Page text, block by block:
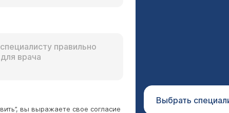
один глаз окосел, постоянно болела голова, он
базилярном бассейне с поражением ствола
и таблетками,потом выписали,сказали что
Новикова Лариса Вагановна
При назначении препаратов для реабилитации
результаты анализов крови, переносимость препаратов, динамика клинических
папе назначили лечение по стандартной схеме и
его наблюдать и следить за анализами крови. Инсульт - это не самостоятельное
сахарный диабет, васкулит, пороки сердца,
вы выражаете свое согласие
Выбрать